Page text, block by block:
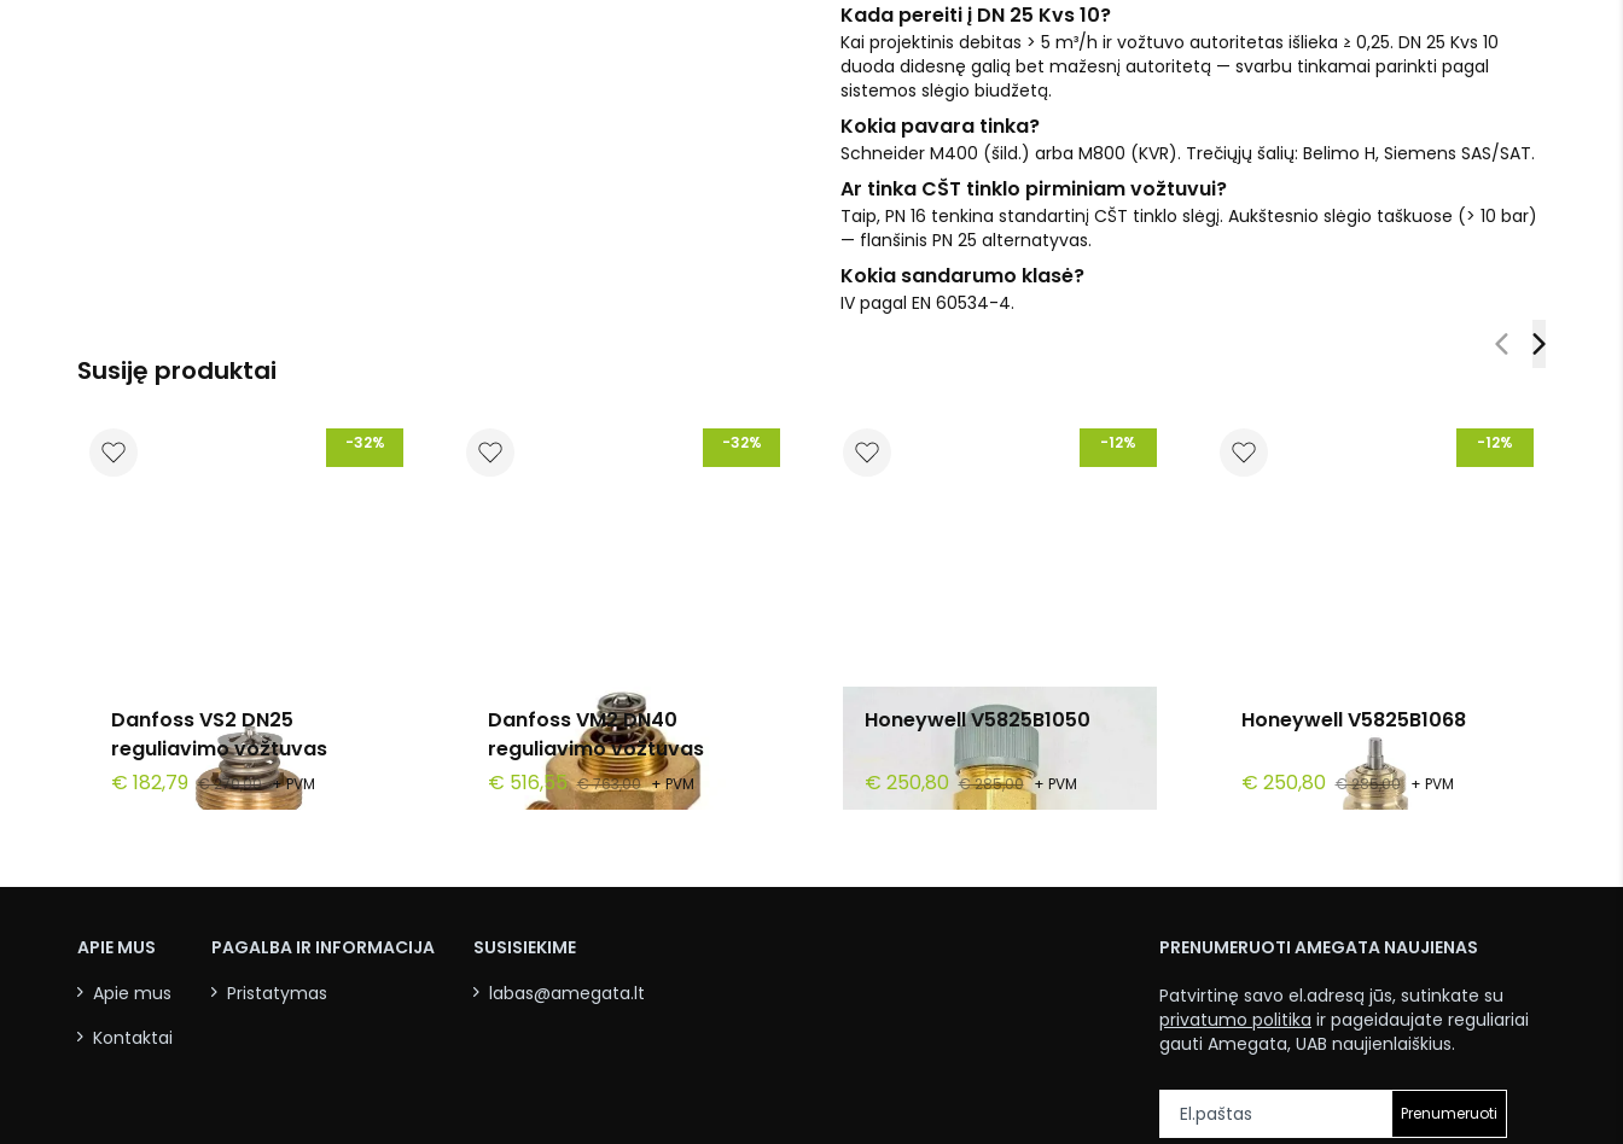
Kada pereiti į DN 25 Kvs 10?
Kai projektinis debitas > 5 m³/h ir vožtuvo autoritetas išlieka ≥ 0,25. DN 25 Kvs 10
duoda didesnę galią bet mažesnį autoritetą — svarbu tinkamai parinkti pagal
sistemos slėgio biudžetą.
Kokia pavara tinka?
Schneider M400 (šild.) arba M800 (KVR). Trečiųjų šalių: Belimo H, Siemens SAS/SAT.
Ar tinka CŠT tinklo pirminiam vožtuvui?
Taip, PN 16 tenkina standartinį CŠT tinklo slėgį. Aukštesnio slėgio taškuose (> 10 bar)
— flanšinis PN 25 alternatyvas.
Kokia sandarumo klasė?
IV pagal EN 60534-4.
Susiję produktai
-32%
Danfoss VS2 DN25
reguliavimo vožtuvas
€ 182,79 € 270,00 + PVM
-32%
Danfoss VM2 DN40
reguliavimo vožtuvas
€ 516,55 € 763,00 + PVM
-12%
Honeywell V5825B1050
€ 250,80 € 285,00 + PVM
-12%
Honeywell V5825B1068
€ 250,80 € 285,00 + PVM
APIE MUS
Apie mus
Kontaktai
PAGALBA IR INFORMACIJA
Pristatymas
SUSISIEKIME
labas@amegata.lt
PRENUMERUOTI AMEGATA NAUJIENAS
Patvirtinę savo el.adresą jūs, sutinkate su
privatumo politika ir pageidaujate reguliariai
gauti Amegata, UAB naujienlaiškius.
Prenumeruoti